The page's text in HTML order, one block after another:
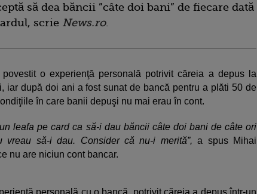
să dea băncii ”câte doi bani” de fiecare dată
scrie News.ro.
o experienţă personală potrivit căreia a depus la
iar după doi ani a fost sunat de bancă pentru a plăti 50 de
în care banii depuşi nu mai erau în cont.
leafa pe card ca să-i dau băncii câte doi bani de câte ori
vreau să-i dau. Consider că nu-i merită”, a spus Mihai
nu are niciun cont bancar.
personală cu o bancă, potrivit căreia a depus într-un